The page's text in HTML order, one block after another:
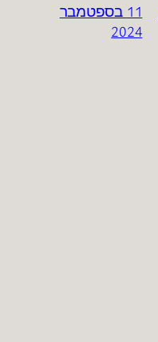
11 בספטמבר
2024